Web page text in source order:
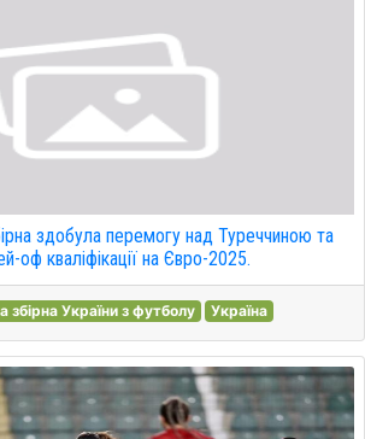
здобула перемогу над Туреччиною та
оф кваліфікації на Євро-2025.
збірна України з футболу Україна